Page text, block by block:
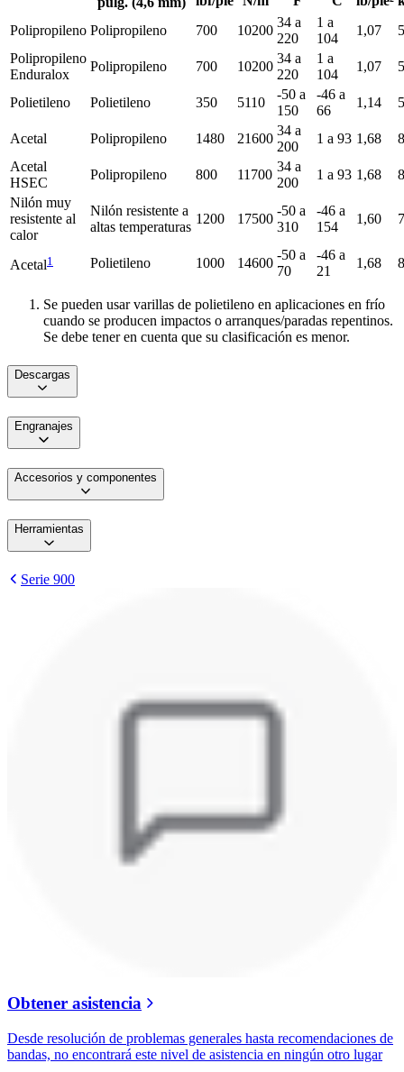
Polipropileno Polipropileno 700 10200
34 a
220
1 a
104
1,07
Polipropileno
Enduralox
Polipropileno 700 10200
34 a
220
1 a
104
1,07
Polietileno Polietileno 350 5110
-50 a
150
-46 a
66
1,14
Acetal Polipropileno 1480 21600
34 a
200
1 a 93 1,68
Acetal
HSEC
Polipropileno 800 11700
34 a
200
1 a 93 1,68
Nilón muy
resistente al
calor
Nilón resistente a
altas temperaturas
1200 17500
-50 a
310
-46 a
154
1,60
Acetal1 Polietileno 1000 14600
-50 a
70
-46 a
21
1,68
Se pueden usar varillas de polietileno en aplicaciones en frío
cuando se producen impactos o arranques/paradas repentinos.
Se debe tener en cuenta que su clasificación es menor.
Descargas
Engranajes
Accesorios y componentes
Herramientas
Serie 900
Obtener asistencia
Desde resolución de problemas generales hasta recomendaciones de
bandas, no encontrará este nivel de asistencia en ningún otro lugar